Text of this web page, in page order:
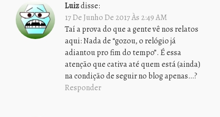
Luizdisse:
17 De Junho De 2017 Às 2:49 AM
Taí a prova do que a gente vê nos relatos
aqui: Nada de “gozou, o relógio já
adiantou pro fim do tempo”. É essa
atenção que cativa até quem está (ainda)
na condição de seguir no blog apenas…?
Responder